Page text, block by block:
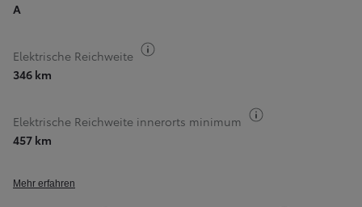
A
Elektrische Reichweite
346 km
Elektrische Reichweite innerorts minimum
457 km
Mehr erfahren